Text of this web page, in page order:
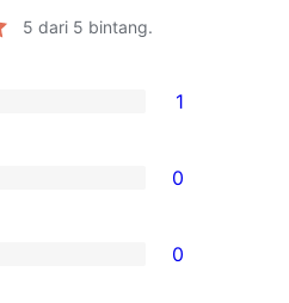
5 dari 5 bintang.
1
0
0